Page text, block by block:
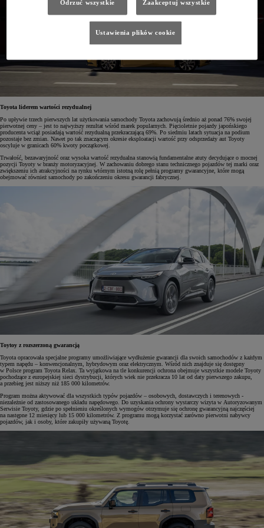
Toyota liderem wartości rezydualnej
Po upływie trzech pierwszych lat użytkowania samochody Toyota zachowują średnio aż ponad 76% swojej
pierwotnej ceny – jest to najwyższy rezultat wśród marek popularnych. Pięcioletnie pojazdy japońskiego
producenta wciąż posiadają wartość rezydualną przekraczającą 69%. Po siedmiu latach sytuacja na podium
pozostaje bez zmian. Nawet po tak znaczącym okresie eksploatacji wartość przy odsprzedaży aut Toyoty
oscyluje w granicach 60% kwoty początkowej.
Trwałość, bezawaryjność oraz wysoka wartość rezydualna stanowią fundamentalne atuty decydujące o mocnej
pozycji Toyoty w branży motoryzacyjnej. W zachowaniu dobrego stanu technicznego pojazdów tej marki oraz
zwiększeniu ich atrakcyjności na rynku wtórnym istotną rolę pełnią programy gwarancyjne, które mogą
obejmować również samochody po zakończeniu okresu gwarancji fabrycznej.
Toytoy z rozszerzoną gwarancją
Toyota opracowała specjalne programy umożliwiające wydłużenie gwarancji dla swoich samochodów z każdym
typem napędu – konwencjonalnym, hybrydowym oraz elektrycznym. Wśród nich znajduje się dostępny
w Polsce program Toyota Relax. Ta wyjątkowa na tle konkurencji ochrona obejmuje wszystkie modele Toyoty
pochodzące z europejskiej sieci dystrybucji, których wiek nie przekracza 10 lat od daty pierwszego zakupu,
a przebieg jest niższy niż 185 000 kilometrów.
Program można aktywować dla wszystkich typów pojazdów – osobowych, dostawczych i terenowych -
niezależnie od zastosowanego układu napędowego. Do uzyskania ochrony wystarczy wizyta w Autoryzowanym
Serwisie Toyoty, gdzie po spełnieniu określonych wymogów otrzymuje się ochronę gwarancyjną najczęściej
na następne 12 miesięcy lub 15 000 kilometrów. Z programu mogą korzystać zarówno pierwotni nabywcy
pojazdów, jak i osoby, które zakupiły używaną Toyotę.
Odrzuć wszystkie Zaakceptuj wszystkie
Ustawienia plików cookie